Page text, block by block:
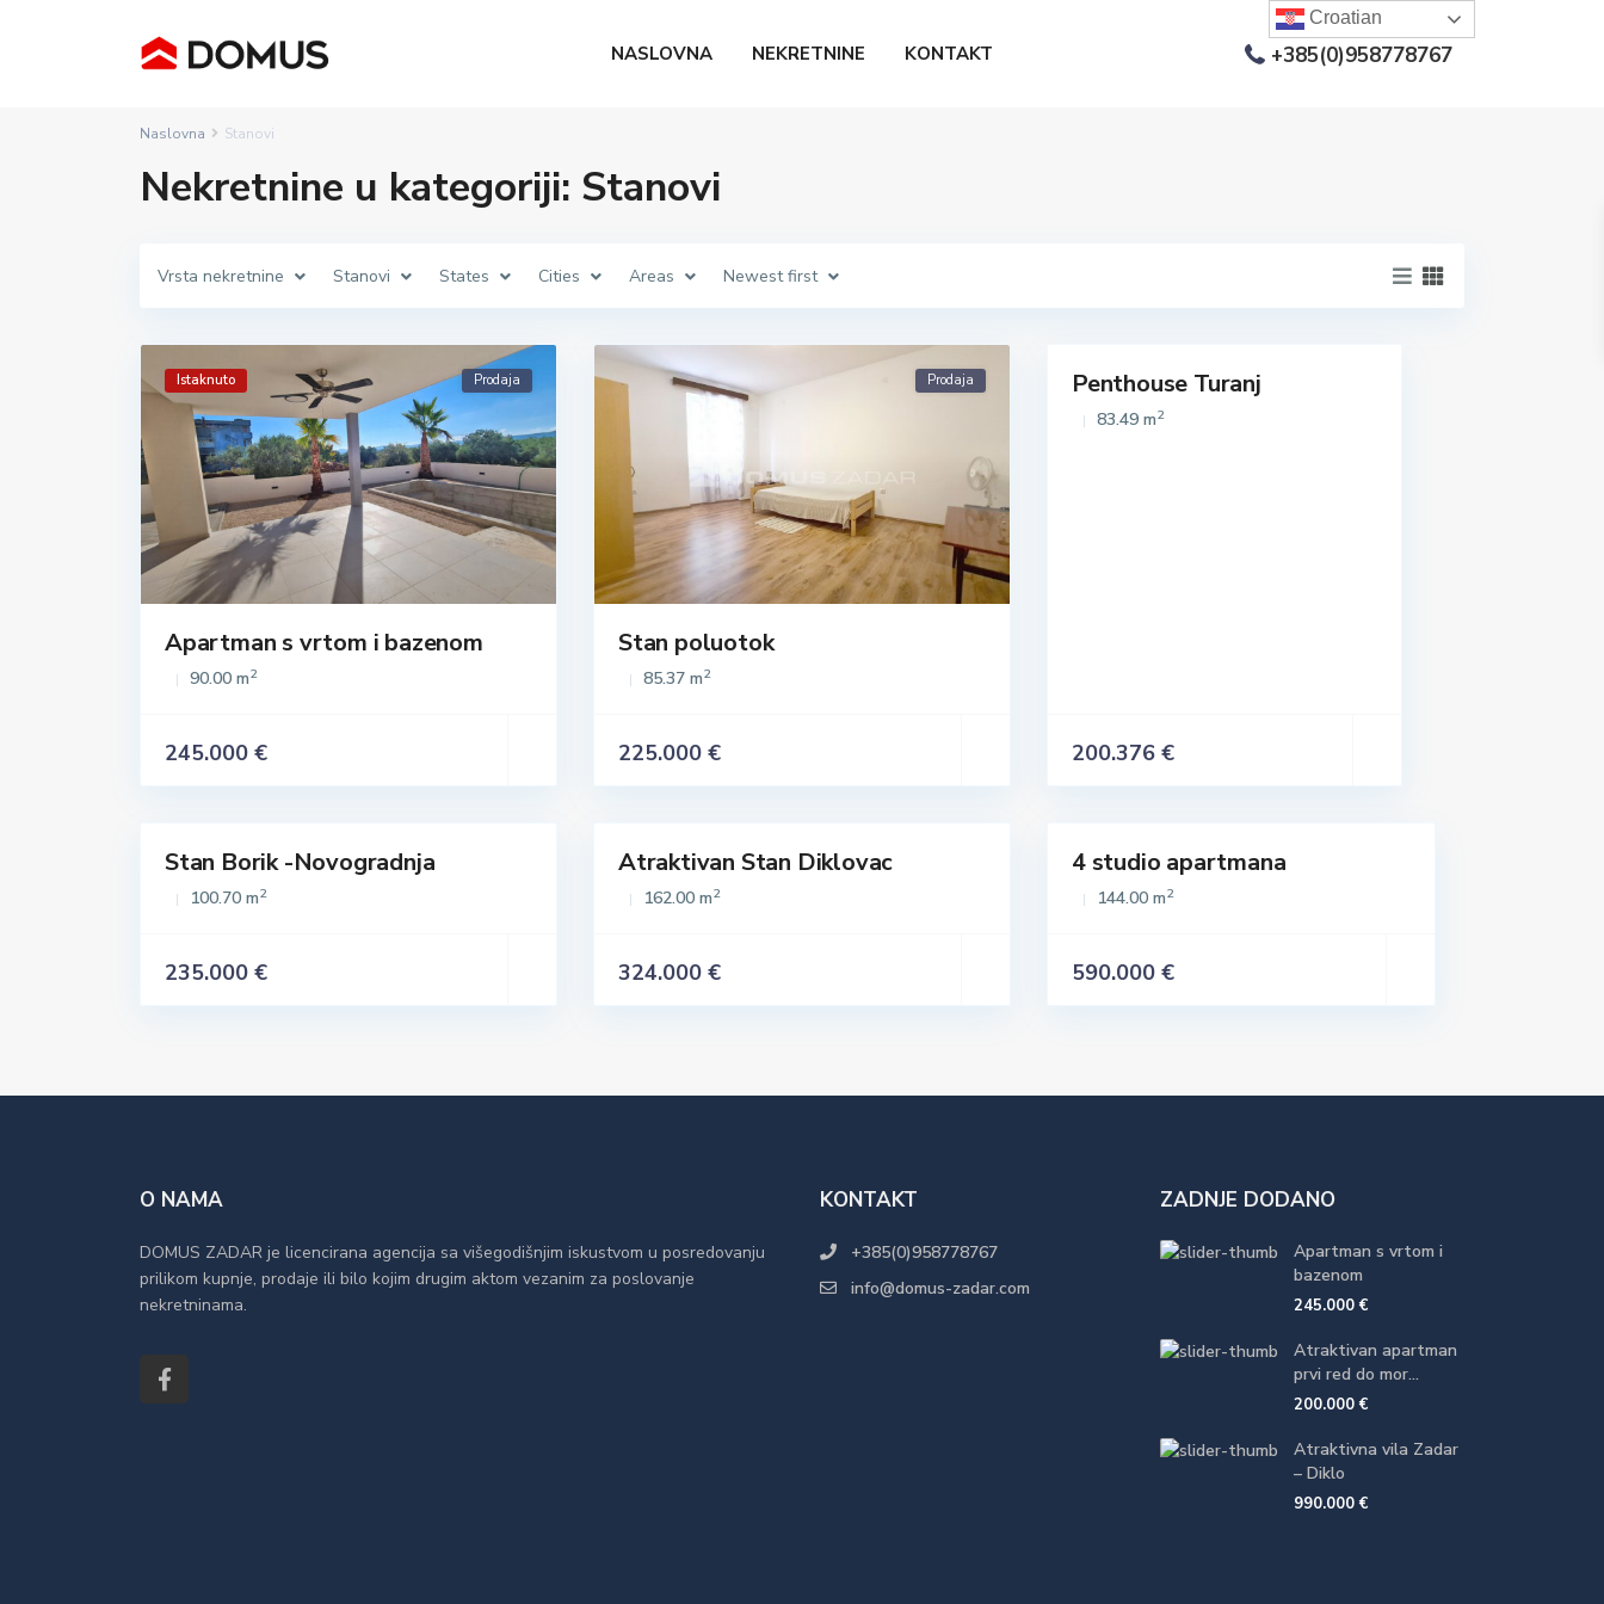
+385(0)958778767
NASLOVNA NEKRETNINE KONTAKT
Naslovna Stanovi
Nekretnine u kategoriji: Stanovi
Vrsta nekretnine Stanovi States Cities Areas Newest first
Istaknuto Prodaja
Apartman s vrtom i bazenom
90.00 m2
245.000 €
Prodaja
Stan poluotok
85.37 m2
225.000 €
Istaknuto
Penthouse Turanj
83.49 m2
200.376 €
Istaknuto
Stan Borik -Novogradnja
100.70 m2
235.000 €
Istaknuto
Atraktivan Stan Diklovac
162.00 m2
324.000 €
Istaknuto
4 studio apartmana
144.00 m2
590.000 €
O NAMA
DOMUS ZADAR je licencirana agencija sa višegodišnjim iskustvom u posredovanju
prilikom kupnje, prodaje ili bilo kojim drugim aktom vezanim za poslovanje
nekretninama.
KONTAKT
+385(0)958778767
info@domus-zadar.com
ZADNJE DODANO
Apartman s vrtom i
bazenom
245.000 €
Atraktivan apartman
prvi red do mor...
200.000 €
Atraktivna vila Zadar
– Diklo
990.000 €
Croatian